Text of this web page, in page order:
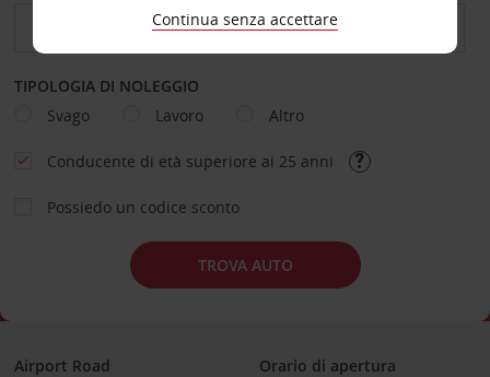
TIPOLOGIA DI NOLEGGIO
Svago
Lavoro Altro
Conducente di età superiore ai 25 anni
Possiedo un codice sconto
TROVA AUTO
Airport Road
Orario di apertura
Continua senza accettare